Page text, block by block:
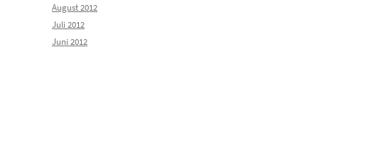
August 2012
Juli 2012
Juni 2012